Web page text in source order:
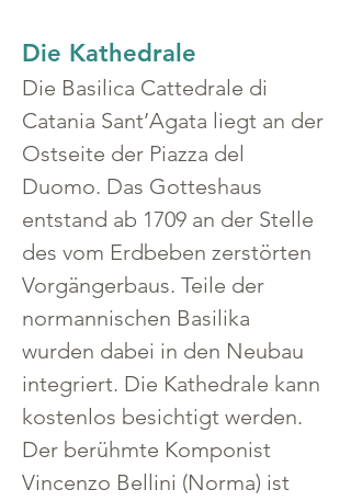
Die Kathedrale
Die Basilica Cattedrale di
Catania Sant’Agata liegt an der
Ostseite der Piazza del
Duomo. Das Gotteshaus
entstand ab 1709 an der Stelle
des vom Erdbeben zerstörten
Vorgängerbaus. Teile der
normannischen Basilika
wurden dabei in den Neubau
integriert. Die Kathedrale kann
kostenlos besichtigt werden.
Der berühmte Komponist
Vincenzo Bellini (Norma) ist